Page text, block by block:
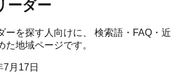
ーダー
ーを探す人向けに、 検索語・FAQ・近
た地域ページです。
7月17日